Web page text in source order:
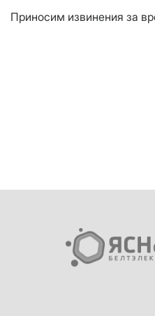
Приносим извинения за